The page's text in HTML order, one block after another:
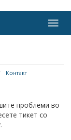
Контакт
проблеми во
тикет со